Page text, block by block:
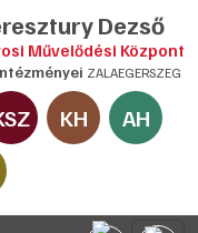
Dezső
Művelődési Központ
ZALAEGERSZEG
KH
AH